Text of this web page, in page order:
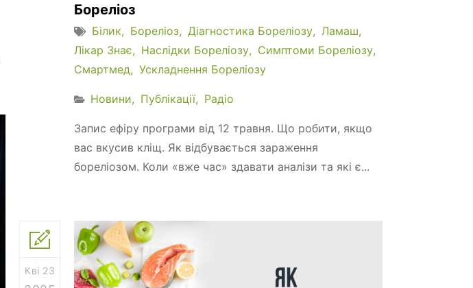
Бореліоз
Білик Бореліоз Діагностика Бореліозу
Ламаш
Лікар Знає
Наслідки Бореліозу
Симптоми Бореліозу
Смартмед
Ускладнення Бореліозу
Новини Публікації Радіо
Запис ефіру програми від 12 травня. Що робити, якщо
вас вкусив кліщ. Як відбувається зараження
бореліозом. Коли «вже час» здавати аналізи та які є...
Кві 23